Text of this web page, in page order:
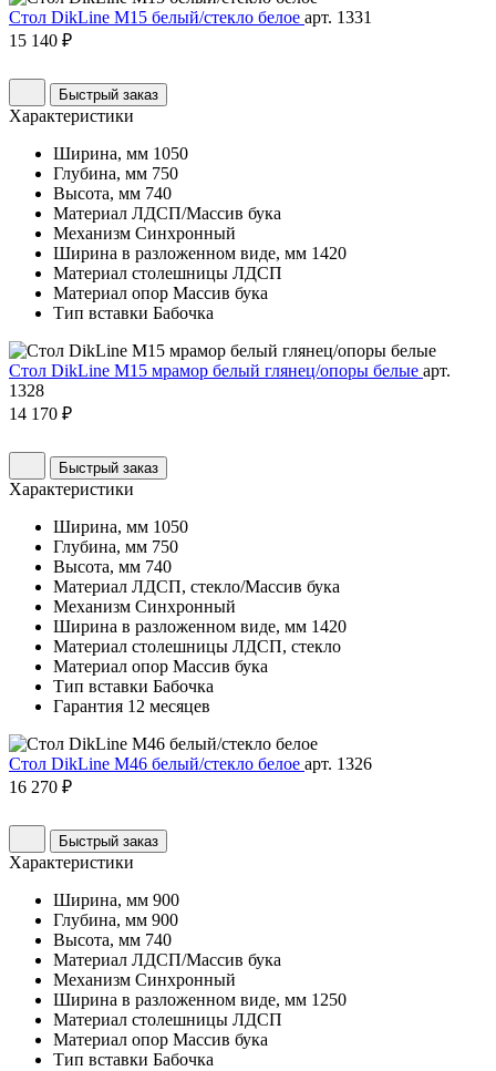
Стол DikLine М15 белый/стекло белое арт. 1331
15 140 ₽
Быстрый заказ
Характеристики
Ширина, мм 1050
Глубина, мм 750
Высота, мм 740
Материал ЛДСП/Массив бука
Механизм Синхронный
Ширина в разложенном виде, мм 1420
Материал столешницы ЛДСП
Материал опор Массив бука
Тип вставки Бабочка
Стол DikLine М15 мрамор белый глянец/опоры белые арт.
1328
14 170 ₽
Быстрый заказ
Характеристики
Ширина, мм 1050
Глубина, мм 750
Высота, мм 740
Материал ЛДСП, стекло/Массив бука
Механизм Синхронный
Ширина в разложенном виде, мм 1420
Материал столешницы ЛДСП, стекло
Материал опор Массив бука
Тип вставки Бабочка
Гарантия 12 месяцев
Стол DikLine М46 белый/стекло белое арт. 1326
16 270 ₽
Быстрый заказ
Характеристики
Ширина, мм 900
Глубина, мм 900
Высота, мм 740
Материал ЛДСП/Массив бука
Механизм Синхронный
Ширина в разложенном виде, мм 1250
Материал столешницы ЛДСП
Материал опор Массив бука
Тип вставки Бабочка